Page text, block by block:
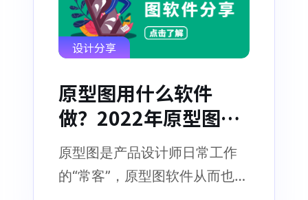
设计分享
原型图用什么软件
做？2022年原型图软
件分享！
原型图是产品设计师日常工作
的“常客”，原型图软件从而也扮